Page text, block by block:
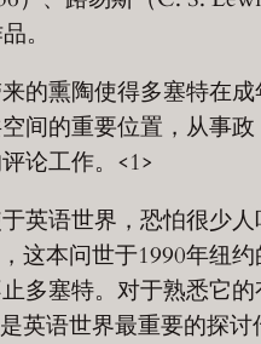
。
的熏陶使得多塞特在成
间的重要位置，从事政
论工作。<1>
英语世界，恐怕很少人
，这本问世于1990年纽
多塞特。对于熟悉它的
是英语世界最重要的探讨